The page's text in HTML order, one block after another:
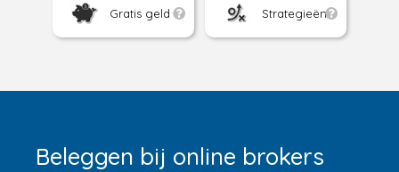
Gratis geld Strategieën
Beleggen bij online brokers